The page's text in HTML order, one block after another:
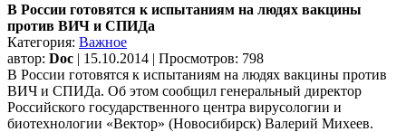
В России готовятся к испытаниям на людях вакцины
против ВИЧ и СПИДа
Категория: Важное
автор: Doc | 15.10.2014 | Просмотров: 798
В России готовятся к испытаниям на людях вакцины против
ВИЧ и СПИДа. Об этом сообщил генеральный директор
Российского государственного центра вирусологии и
биотехнологии «Вектор» (Новосибирск) Валерий Михеев.